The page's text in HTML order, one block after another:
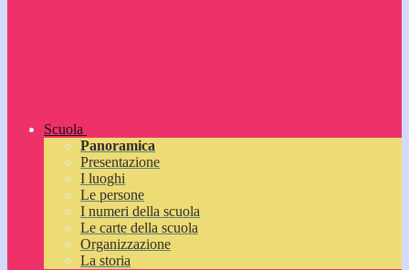
Scuola
Panoramica
Presentazione
I luoghi
Le persone
I numeri della scuola
Le carte della scuola
Organizzazione
La storia